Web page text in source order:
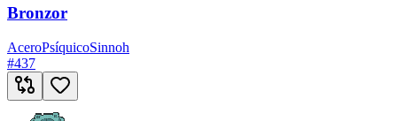
Bronzor
AceroPsíquicoSinnoh
#437